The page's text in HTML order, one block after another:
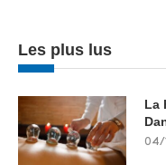
Les plus lus
La
04/